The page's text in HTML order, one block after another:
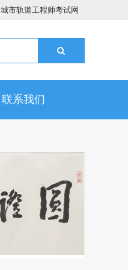
城市轨道工程师考试网
联系我们